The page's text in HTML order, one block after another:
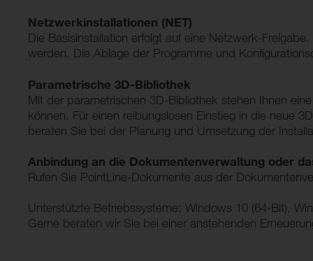
Netzwerkinstallationen (NET)
Die Basisinstallation erfolgt auf eine Netzwerk-
werden. Die Ablage der Programme und
Parametrische 3D-Bibliothek
Mit der parametrischen 3D-Bibliothek stehen Ihnen
können. Für einen reibungslosen Einstieg in die neue
beraten Sie bei der Planung und Umsetzung der
Anbindung an die Dokumentenverwaltung oder
Rufen Sie PointLine-Dokumente aus der
Unterstützte Betriebssysteme: Windows 10 (64-Bit),
Gerne beraten wir Sie bei einer anstehenden